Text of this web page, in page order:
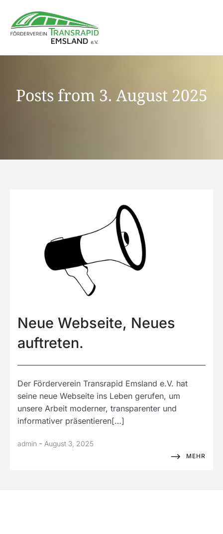
Posts from 3. August 2025
Neue Webseite, Neues
auftreten.
Der Förderverein Transrapid Emsland e.V. hat
seine neue Webseite ins Leben gerufen, um
unsere Arbeit moderner, transparenter und
informativer präsentieren[…]
admin - August 3, 2025
MEHR